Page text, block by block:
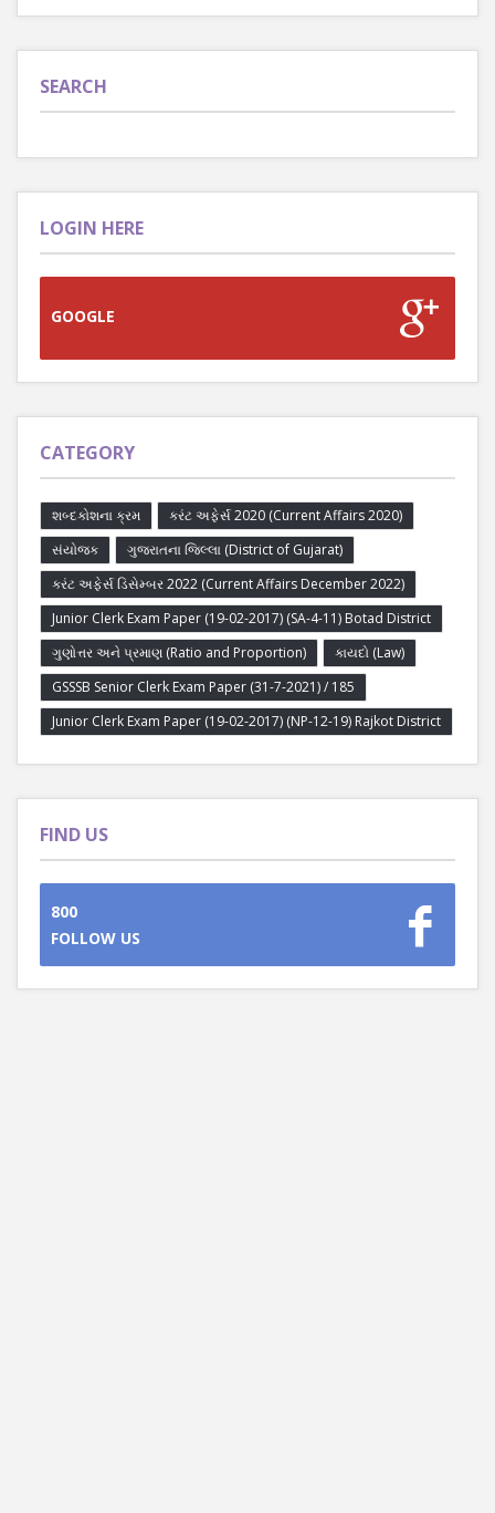
SEARCH
LOGIN HERE
GOOGLE
CATEGORY
શબ્દકોશના ક્રમ
કરંટ અફેર્સ 2020 (Current Affairs 2020)
સંયોજક
ગુજરાતના જિલ્લા (District of Gujarat)
કરંટ અફેર્સ ડિસેમ્બર 2022 (Current Affairs December 2022)
Junior Clerk Exam Paper (19-02-2017) (SA-4-11) Botad District
ગુણોત્તર અને પ્રમાણ (Ratio and Proportion)
કાયદો (Law)
GSSSB Senior Clerk Exam Paper (31-7-2021) / 185
Junior Clerk Exam Paper (19-02-2017) (NP-12-19) Rajkot District
FIND US
800
FOLLOW US